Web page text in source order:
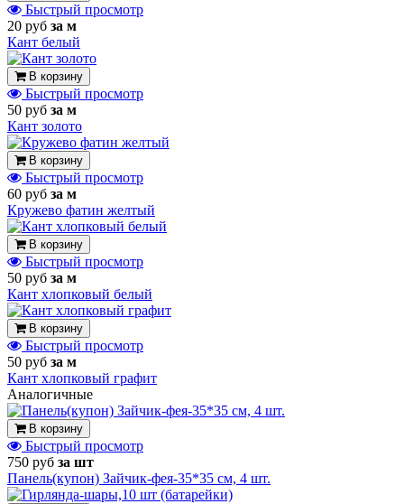
Быстрый просмотр
20 руб за м
Кант белый
В корзину
Быстрый просмотр
50 руб за м
Кант золото
В корзину
Быстрый просмотр
60 руб за м
Кружево фатин желтый
В корзину
Быстрый просмотр
50 руб за м
Кант хлопковый белый
В корзину
Быстрый просмотр
50 руб за м
Кант хлопковый графит
Аналогичные
В корзину
Быстрый просмотр
750 руб за шт
Панель(купон) Зайчик-фея-35*35 см, 4 шт.